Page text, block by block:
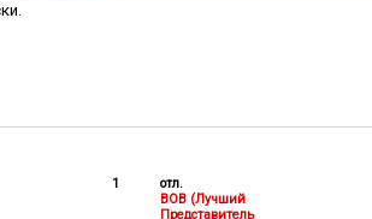
1
отл.
BOB (Лучший
Представитель